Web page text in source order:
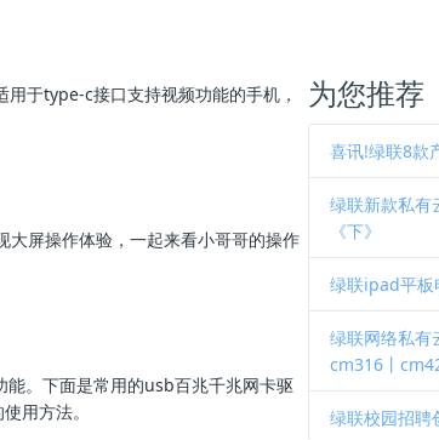
于type-c接口支持视频功能的手机，
屏操作体验，一起来看小哥哥的操作
。下面是常用的usb百兆千兆网卡驱
用方法。
为您推荐
喜讯!绿联8款
绿联新款私有
《下》
绿联ipad平板
绿联网络私有
cm316丨
绿联校园招聘